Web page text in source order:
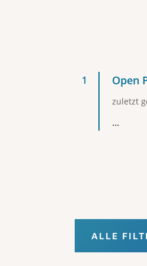
Open
zuletzt
...
ALLE